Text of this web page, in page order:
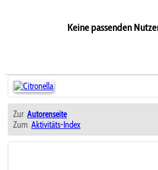
Keine passenden
Zur Autorenseite
Zum Aktivitäts-Index